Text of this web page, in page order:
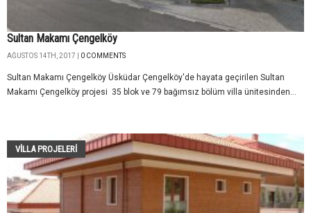
Sultan Makamı Çengelköy
AĞUSTOS 14TH, 2017 | 0 COMMENTS
Sultan Makamı Çengelköy Üsküdar Çengelköy'de hayata geçirilen Sultan
Makamı Çengelköy projesi 35 blok ve 79 bağımsız bölüm villa ünitesinden...
VILLA PROJELERI